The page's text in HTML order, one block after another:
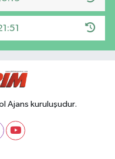
Ajans kuruluşudur.